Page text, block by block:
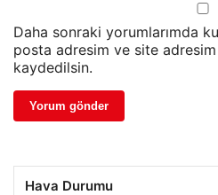
Daha sonraki yorumlarımda
posta adresim ve site adresim
kaydedilsin.
Hava Durumu